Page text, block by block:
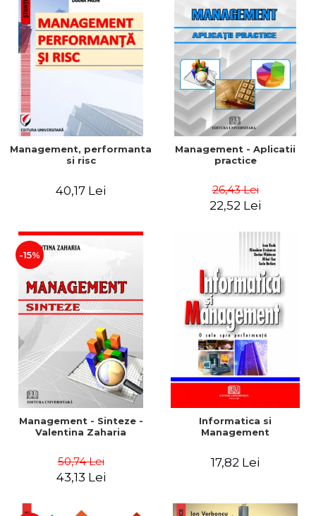
Management, performanta
si risc
40,17 Lei
Management - Aplicatii
practice
26,43 Lei
22,52 Lei
-15%
Management - Sinteze -
Valentina Zaharia
50,74 Lei
43,13 Lei
Informatica si
Management
17,82 Lei